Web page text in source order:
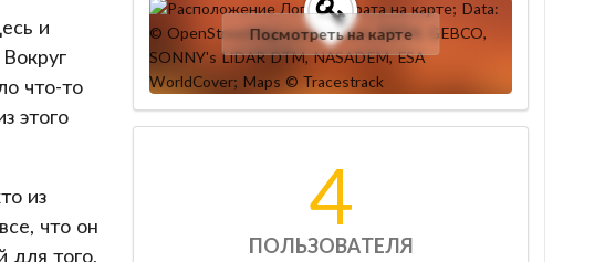
и
что-то
этого
из
что он
для того,
Посмотреть на карте
4
ПОЛЬЗОВАТЕЛЯ